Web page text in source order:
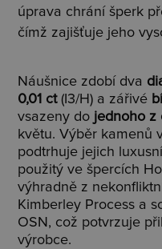
úprava chrání šperk
čímž zajišťuje jeho
Náušnice zdobí dva
0,01 ct(I3/H) a zářivé
vsazeny do jednoho z
květu. Výběr kamenů
podtrhuje jejich
použitý ve špercích
výhradně z
Kimberley Process a
OSN, což potvrzuje
výrobce.